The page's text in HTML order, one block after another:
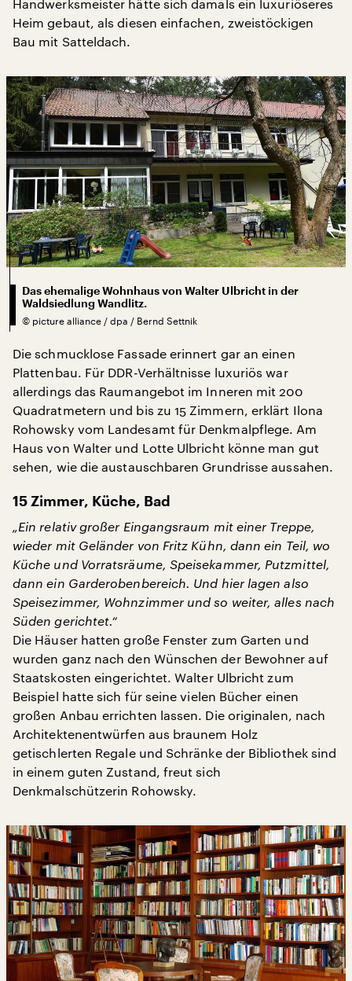
Handwerksmeister hätte sich damals ein luxuriöseres
Heim gebaut, als diesen einfachen, zweistöckigen
Bau mit Satteldach.
Das ehemalige Wohnhaus von Walter Ulbricht in der
Waldsiedlung Wandlitz.
© picture alliance / dpa / Bernd Settnik
Die schmucklose Fassade erinnert gar an einen
Plattenbau. Für DDR-Verhältnisse luxuriös war
allerdings das Raumangebot im Inneren mit 200
Quadratmetern und bis zu 15 Zimmern, erklärt Ilona
Rohowsky vom Landesamt für Denkmalpflege. Am
Haus von Walter und Lotte Ulbricht könne man gut
sehen, wie die austauschbaren Grundrisse aussahen.
15 Zimmer, Küche, Bad
„Ein relativ großer Eingangsraum mit einer Treppe,
wieder mit Geländer von Fritz Kühn, dann ein Teil, wo
Küche und Vorratsräume, Speisekammer, Putzmittel,
dann ein Garderobenbereich. Und hier lagen also
Speisezimmer, Wohnzimmer und so weiter, alles nach
Süden gerichtet.“
Die Häuser hatten große Fenster zum Garten und
wurden ganz nach den Wünschen der Bewohner auf
Staatskosten eingerichtet. Walter Ulbricht zum
Beispiel hatte sich für seine vielen Bücher einen
großen Anbau errichten lassen. Die originalen, nach
Architektenentwürfen aus braunem Holz
getischlerten Regale und Schränke der Bibliothek sind
in einem guten Zustand, freut sich
Denkmalschützerin Rohowsky.